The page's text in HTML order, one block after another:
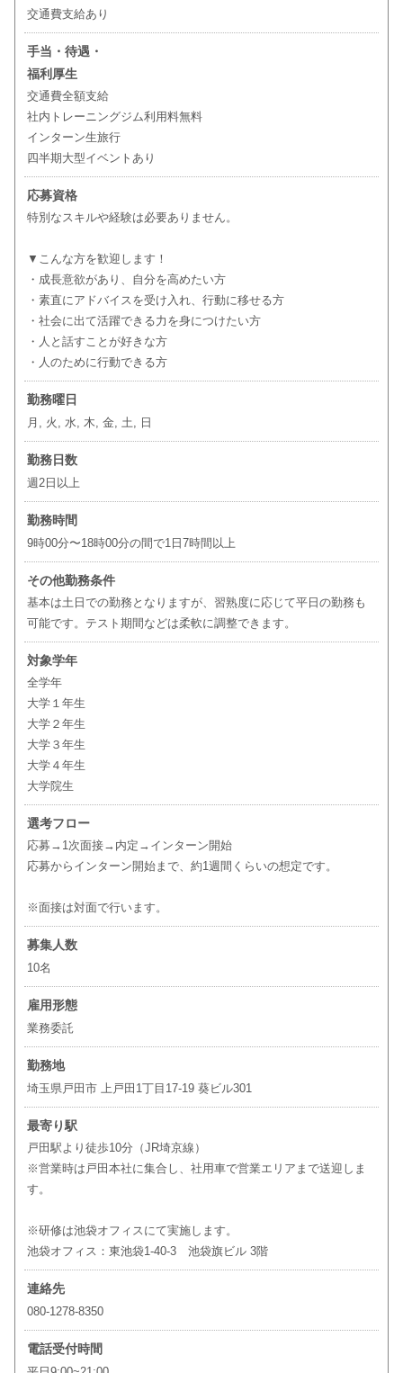
交通費支給あり
手当・待遇・
福利厚生
交通費全額支給
社内トレーニングジム利用料無料
インターン生旅行
四半期大型イベントあり
応募資格
特別なスキルや経験は必要ありません。
▼こんな方を歓迎します！
・成長意欲があり、自分を高めたい方
・素直にアドバイスを受け入れ、行動に移せる方
・社会に出て活躍できる力を身につけたい方
・人と話すことが好きな方
・人のために行動できる方
勤務曜日
月, 火, 水, 木, 金, 土, 日
勤務日数
週2日以上
勤務時間
9時00分〜18時00分の間で1日7時間以上
その他勤務条件
基本は土日での勤務となりますが、習熟度に応じて平日の勤務も
可能です。テスト期間などは柔軟に調整できます。
対象学年
全学年
大学１年生
大学２年生
大学３年生
大学４年生
大学院生
選考フロー
応募→1次面接→内定→インターン開始
応募からインターン開始まで、約1週間くらいの想定です。
※面接は対面で行います。
募集人数
10名
雇用形態
業務委託
勤務地
埼玉県戸田市 上戸田1丁目17-19 葵ビル301
最寄り駅
戸田駅より徒歩10分（JR埼京線）
※営業時は戸田本社に集合し、社用車で営業エリアまで送迎しま
す。
※研修は池袋オフィスにて実施します。
池袋オフィス：東池袋1-40-3 池袋旗ビル 3階
連絡先
080-1278-8350
電話受付時間